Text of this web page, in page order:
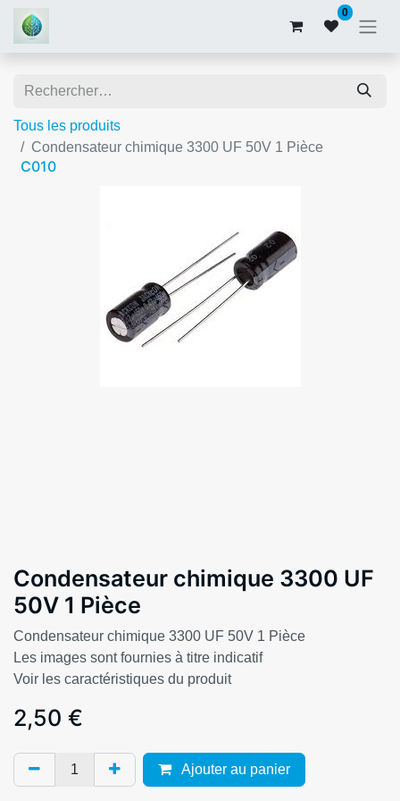
0
Tous les produits
Condensateur chimique 3300 UF 50V 1 Pièce
C010
Condensateur chimique 3300 UF
50V 1 Pièce
Condensateur chimique 3300 UF 50V 1 Pièce
Les images sont fournies à titre indicatif
Voir les caractéristiques du produit
2,50 €
Ajouter au panier